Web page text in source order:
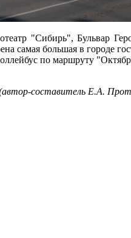
"Сибирь", Бульвар
самая большая в
по маршруту
составитель Е.А.